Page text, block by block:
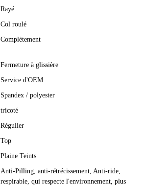
Rayé
Col roulé
Complètement
Fermeture à glissière
Service d'OEM
Spandex / polyester
tricoté
Régulier
Top
Plaine Teints
Anti-Pilling, anti-rétrécissement, Anti-ride,
respirable, qui respecte l'environnement, plus